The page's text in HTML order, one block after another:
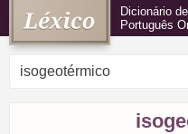
Dicionário de
Português